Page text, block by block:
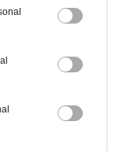
et normes
isolant
Le prix "clé
le second
mais exclut